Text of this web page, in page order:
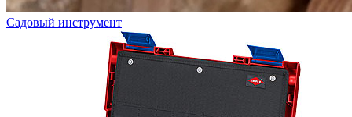
Садовый инструмент